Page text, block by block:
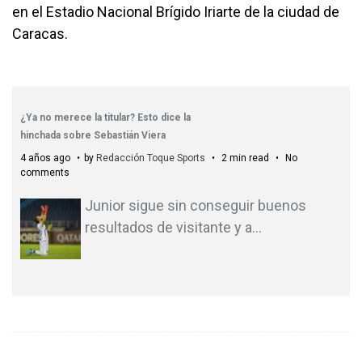
en el Estadio Nacional Brígido Iriarte de la ciudad de
Caracas.
¿Ya no merece la titular? Esto dice la
hinchada sobre Sebastián Viera
4 años ago
by Redacción Toque Sports 2 min read
No
comments
Junior sigue sin conseguir buenos
resultados de visitante y a…